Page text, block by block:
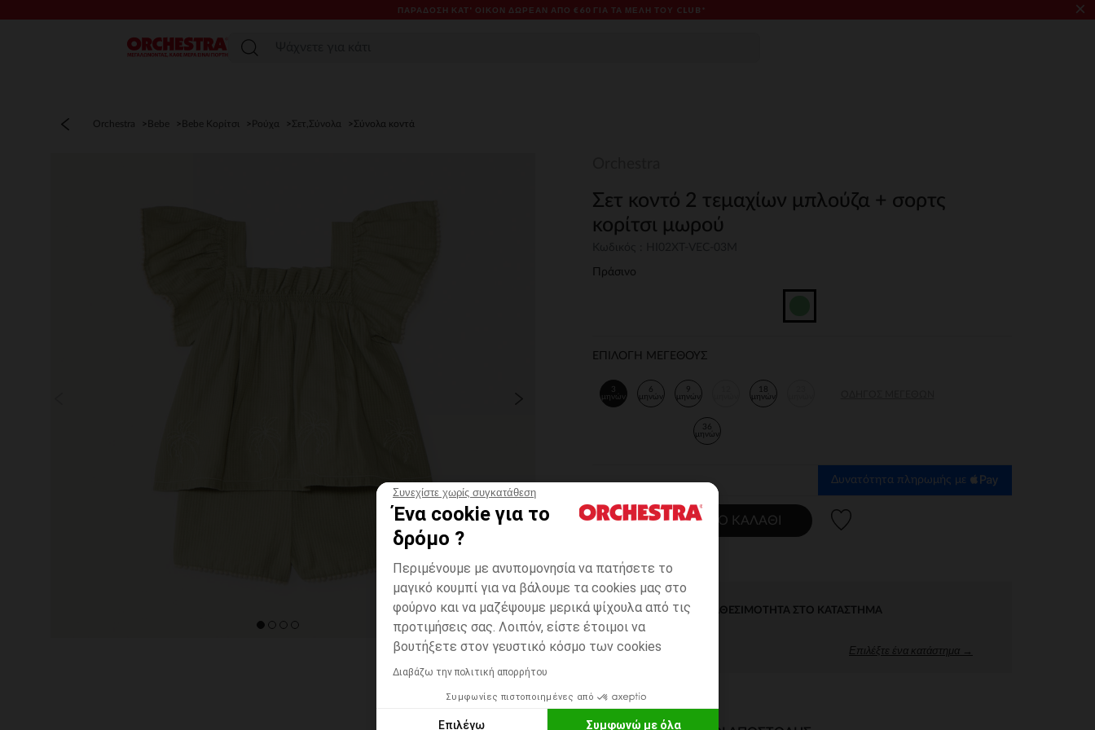
Συνεχίστε χωρίς συγκατάθεση
Ένα cookie για το
δρόμο ?
Περιμένουμε με ανυπομονησία να πατήσετε το
μαγικό κουμπί για να βάλουμε τα cookies μας στο
φούρνο και να μαζέψουμε μερικά ψίχουλα από τις
προτιμήσεις σας. Λοιπόν, είστε έτοιμοι να
βουτήξετε στον γευστικό κόσμο των cookies
Διαβάζω την πολιτική απορρήτου
Συμφωνίες πιστοποιημένες από
Επιλέγω Συμφωνώ με όλα
ΠΑΡΆΔΟΣΗ ΚΑΤ' ΟΊΚΟΝ ΔΩΡΕΑΝ ΑΠΌ €60 ΓΙΑ ΤΑ ΜΈΛΗ ΤΟΥ CLUB* ×
Μενού
Orchestra Bebe Bebe Κορίτσι Ρούχα Σετ,Σύνολα Σύνολα κοντά
Σετ κοντό 2 τεμαχίων μπλούζα + σορτς
κορίτσι μωρού
Πράσινο
ΕΠΙΛΟΓΗ ΜΕΓΕΘΟΥΣ
3
μηνών
6
μηνών
9
μηνών
18
μηνών
36
μηνών
Δυνατότητα πληρωμής με
ΠΡΟΣΘΉΚΗ ΣΤΟ ΚΑΛΆΘΙ
ΆΜΕΣΗ ΔΙΑΘΕΣΙΜΌΤΗΤΑ ΣΤΟ ΚΑΤΆΣΤΗΜΑ
Επιλέξτε ένα κατάστημα →